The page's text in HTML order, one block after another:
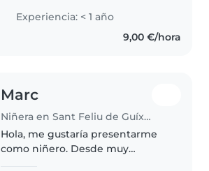
niños. Me considero una persona
cariñosa, paciente y con muy
buena energía. Me gusta mucho..
Experiencia: < 1 año
9,00 €/hora
Marc
Niñera en Sant Feliu de Guíxols
Hola, me gustaría presentarme
como niñero. Desde muy